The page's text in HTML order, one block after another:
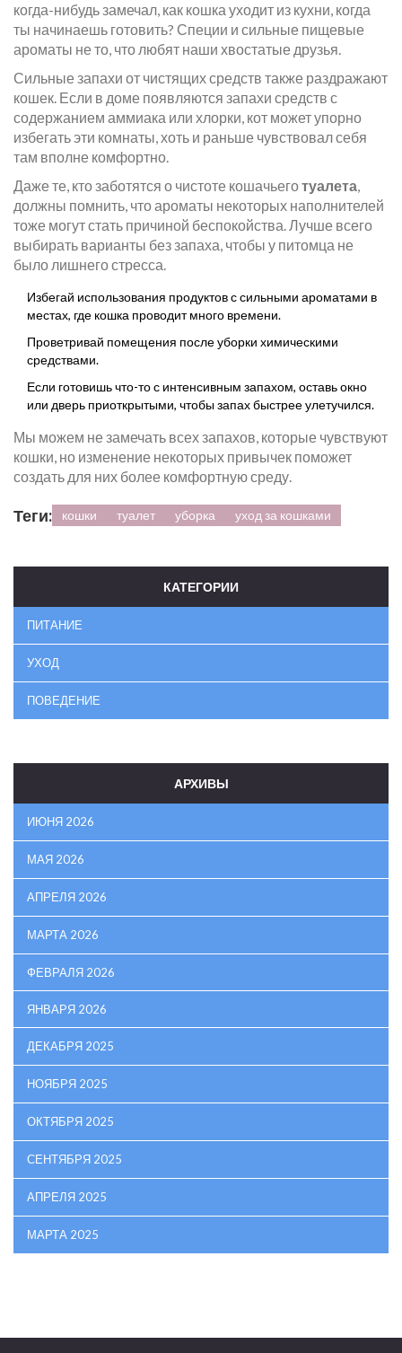
когда-нибудь замечал, как кошка уходит из кухни, когда
ты начинаешь готовить? Специи и сильные пищевые
ароматы не то, что любят наши хвостатые друзья.
Сильные запахи от чистящих средств также раздражают
кошек. Если в доме появляются запахи средств с
содержанием аммиака или хлорки, кот может упорно
избегать эти комнаты, хоть и раньше чувствовал себя
там вполне комфортно.
Даже те, кто заботятся о чистоте кошачьеготуалета,
должны помнить, что ароматы некоторых наполнителей
тоже могут стать причиной беспокойства. Лучше всего
выбирать варианты без запаха, чтобы у питомца не
было лишнего стресса.
Избегай использования продуктов с сильными ароматами в
местах, где кошка проводит много времени.
Проветривай помещения после уборки химическими
средствами.
Если готовишь что-то с интенсивным запахом, оставь окно
или дверь приоткрытыми, чтобы запах быстрее улетучился.
Мы можем не замечать всех запахов, которые чувствуют
кошки, но изменение некоторых привычек поможет
создать для них более комфортную среду.
Теги: кошки туалет уборка уход за кошками
КАТЕГОРИИ
ПИТАНИЕ
УХОД
ПОВЕДЕНИЕ
АРХИВЫ
ИЮНЯ 2026
МАЯ 2026
АПРЕЛЯ 2026
МАРТА 2026
ФЕВРАЛЯ 2026
ЯНВАРЯ 2026
ДЕКАБРЯ 2025
НОЯБРЯ 2025
ОКТЯБРЯ 2025
СЕНТЯБРЯ 2025
АПРЕЛЯ 2025
МАРТА 2025